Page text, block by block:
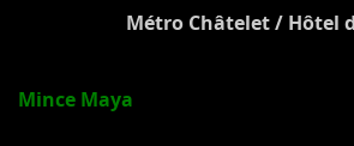
Métro Châtelet / Hôtel
Mince Maya